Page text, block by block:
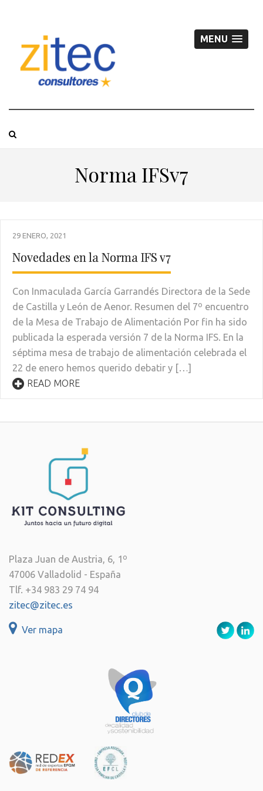
MENU
Norma IFSv7
29 ENERO, 2021
Novedades en la Norma IFS v7
Con Inmaculada García Garrandés Directora de la Sede
de Castilla y León de Aenor. Resumen del 7º encuentro
de la Mesa de Trabajo de Alimentación Por fin ha sido
publicada la esperada versión 7 de la Norma IFS. En la
séptima mesa de trabajo de alimentación celebrada el
22 de enero hemos querido debatir y […]
READ MORE
Plaza Juan de Austria, 6, 1º
47006 Valladolid - España
Tlf. +34 983 29 74 94
zitec@zitec.es
Ver mapa